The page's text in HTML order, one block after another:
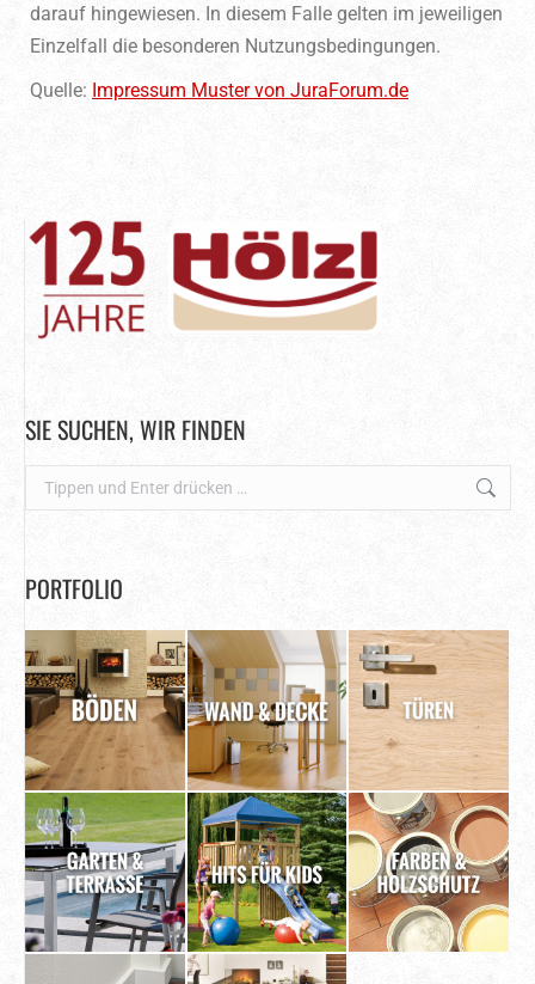
darauf hingewiesen. In diesem Falle gelten im jeweiligen
Einzelfall die besonderen Nutzungsbedingungen.
Quelle: Impressum Muster von JuraForum.de
SIE SUCHEN, WIR FINDEN
Search:
PORTFOLIO